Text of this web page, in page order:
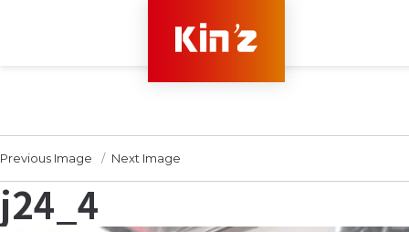
Previous Image Next Image
j24_4